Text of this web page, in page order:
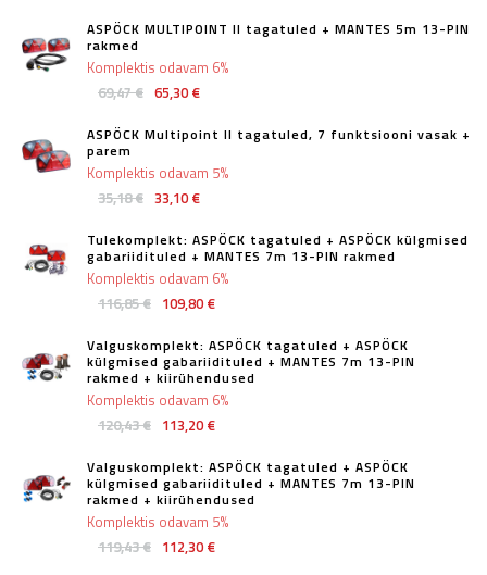
ASPÖCK MULTIPOINT II tagatuled + MANTES 5m 13-PIN
rakmed
69,47 € 65,30 €
Komplektis odavam 6%
ASPÖCK Multipoint II tagatuled, 7 funktsiooni vasak +
parem
35,18 € 33,10 €
Komplektis odavam 5%
Tulekomplekt: ASPÖCK tagatuled + ASPÖCK külgmised
gabariidituled + MANTES 7m 13-PIN rakmed
116,85 € 109,80 €
Komplektis odavam 6%
Valguskomplekt: ASPÖCK tagatuled + ASPÖCK
külgmised gabariidituled + MANTES 7m 13-PIN
rakmed + kiirühendused
120,43 € 113,20 €
Komplektis odavam 6%
Valguskomplekt: ASPÖCK tagatuled + ASPÖCK
külgmised gabariidituled + MANTES 7m 13-PIN
rakmed + kiirühendused
119,43 € 112,30 €
Komplektis odavam 5%